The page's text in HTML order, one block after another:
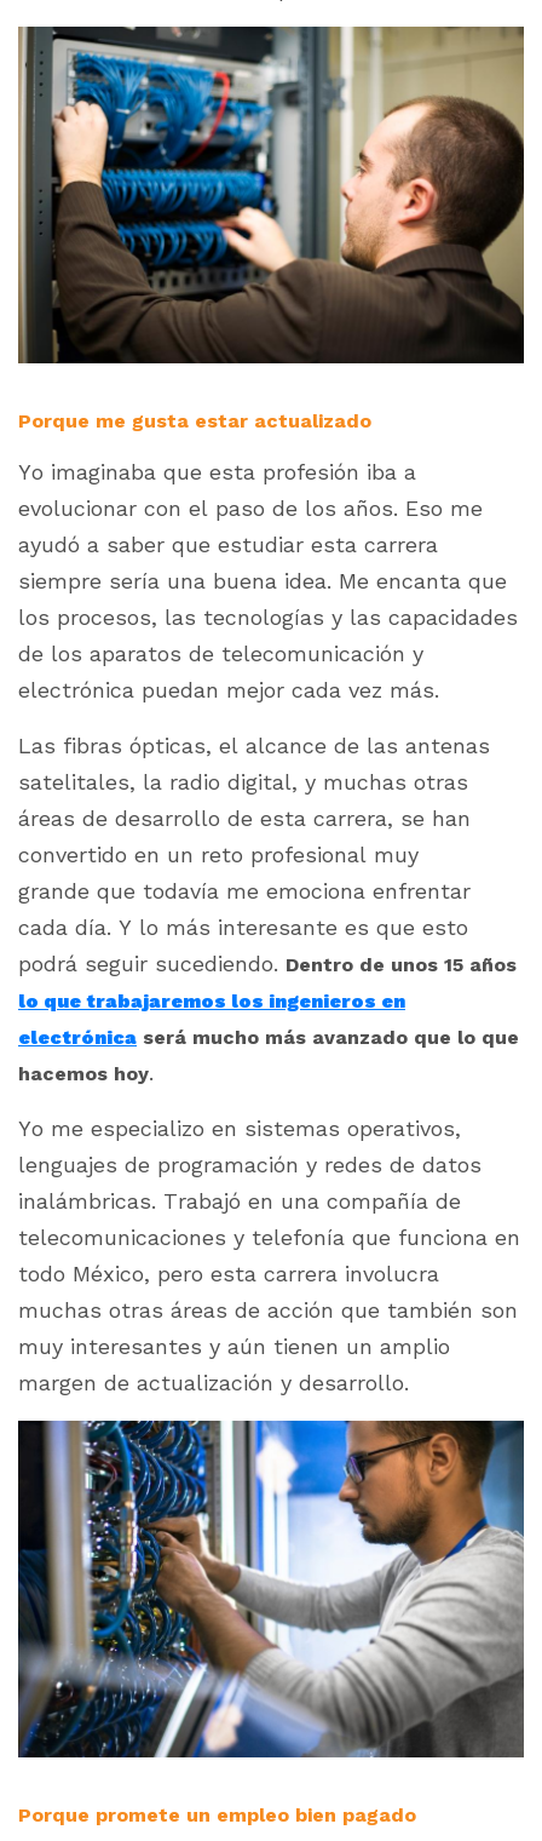
Porque me gusta estar actualizado
Yo imaginaba que esta profesión iba a
evolucionar con el paso de los años. Eso me
ayudó a saber que estudiar esta carrera
siempre sería una buena idea. Me encanta que
los procesos, las tecnologías y las capacidades
de los aparatos de telecomunicación y
electrónica puedan mejor cada vez más.
Las fibras ópticas, el alcance de las antenas
satelitales, la radio digital, y muchas otras
áreas de desarrollo de esta carrera, se han
convertido en un reto profesional muy
grande que todavía me emociona enfrentar
cada día. Y lo más interesante es que esto
podrá seguir sucediendo. Dentro de unos 15 años
lo que trabajaremos los ingenieros en
electrónica será mucho más avanzado que lo que
hacemos hoy.
Yo me especializo en sistemas operativos,
lenguajes de programación y redes de datos
inalámbricas. Trabajó en una compañía de
telecomunicaciones y telefonía que funciona en
todo México, pero esta carrera involucra
muchas otras áreas de acción que también son
muy interesantes y aún tienen un amplio
margen de actualización y desarrollo.
Porque promete un empleo bien pagado